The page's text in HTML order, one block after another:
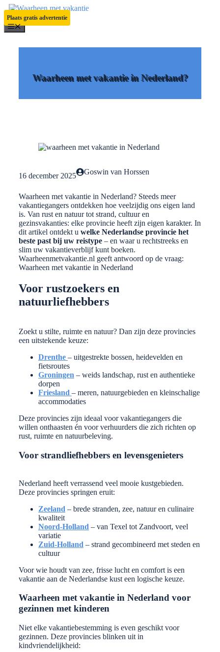
Ga
naar
de
inhoud
Plaats gratis advertentie
Menu
Waarheen met vakantie in Nederland?
16 december 2025 Goswin van Horssen
Waarheen met vakantie in Nederland? Steeds meer
vakantiegangers ontdekken hoe veelzijdig ons eigen land
is. Van rust en natuur tot strand, cultuur en
gezinsvakanties: elke provincie heeft zijn eigen karakter. In
dit artikel ontdekt u welke Nederlandse provincie het
beste past bij uw reistype – en waar u rechtstreeks en
slim uw vakantieverblijf kunt boeken.
Waarheenmetvakantie.nl geeft antwoord op de vraag:
Waarheen met vakantie in Nederland
Voor rustzoekers en
natuurliefhebbers
Zoekt u stilte, ruimte en natuur? Dan zijn deze provincies
een uitstekende keuze:
Drenthe – uitgestrekte bossen, heidevelden en
fietsroutes
Groningen – weids landschap, rust en authentieke
dorpen
Friesland – meren, natuurgebieden en kleinschalige
accommodaties
Deze provincies zijn ideaal voor vakantiegangers die
willen onthaasten én voor verhuurders die zich richten op
rust, ruimte en natuurbeleving.
Voor strandliefhebbers en levensgenieters
Nederland heeft verrassend veel mooie kustgebieden.
Deze provincies springen eruit:
Zeeland – brede stranden, zee, natuur en culinaire
kwaliteit
Noord-Holland – van Texel tot Zandvoort, veel
variatie
Zuid-Holland – strand gecombineerd met steden en
cultuur
Voor wie houdt van zee, frisse lucht en comfort is een
vakantie aan de Nederlandse kust een logische keuze.
Waarheen met vakantie in Nederland voor
gezinnen met kinderen
Niet elke vakantiebestemming is even geschikt voor
gezinnen. Deze provincies blinken uit in
kindvriendelijkheid: